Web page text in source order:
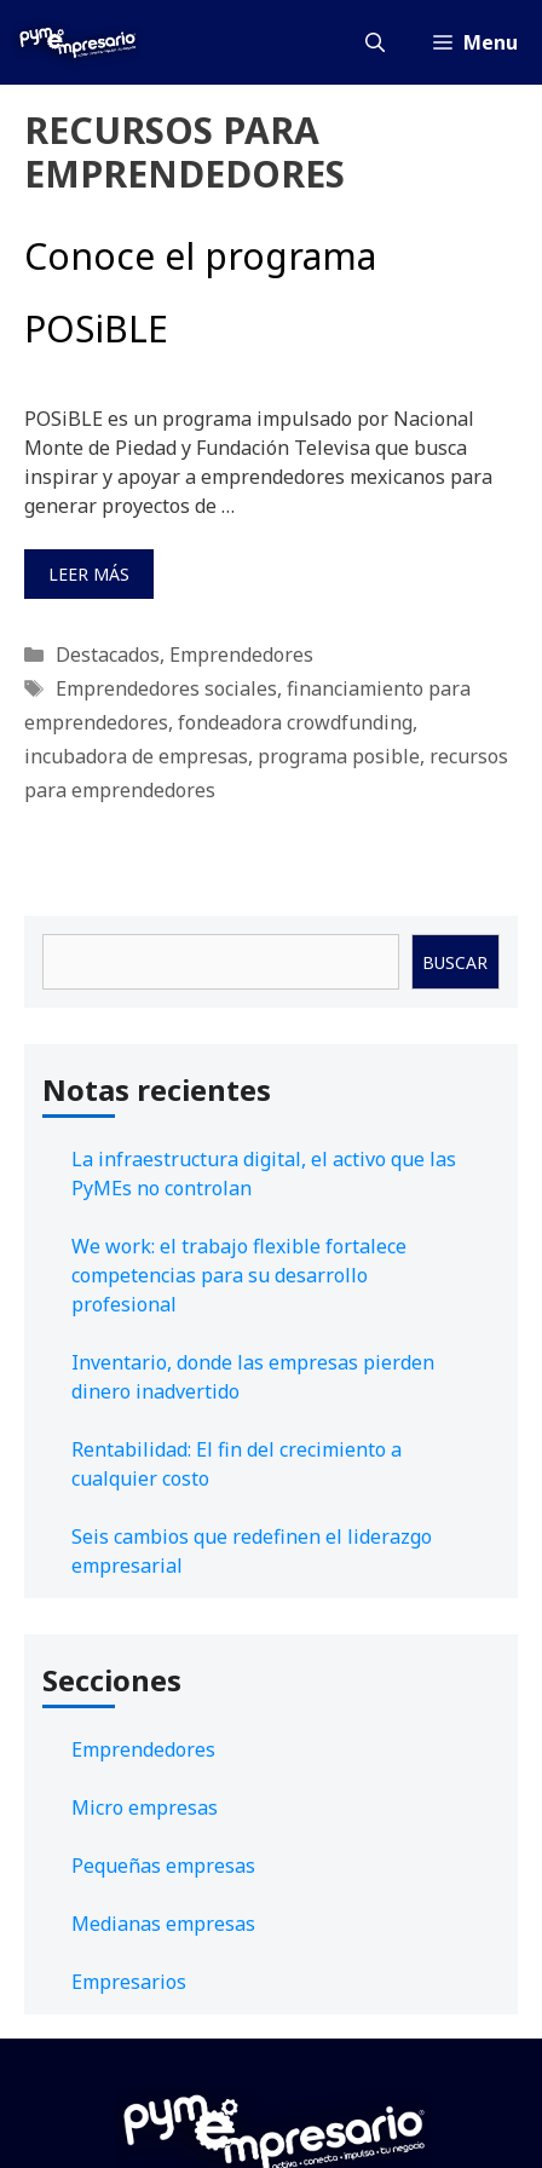
Menu
RECURSOS PARA
EMPRENDEDORES
Conoce el programa
POSiBLE
POSiBLE es un programa impulsado por Nacional
Monte de Piedad y Fundación Televisa que busca
inspirar y apoyar a emprendedores mexicanos para
generar proyectos de …
LEER MÁS
Categorías
Destacados, Emprendedores
Etiquetas
Emprendedores sociales, financiamiento para
emprendedores, fondeadora crowdfunding,
incubadora de empresas, programa posible, recursos
para emprendedores
BUSCAR
Notas recientes
La infraestructura digital, el activo que las
PyMEs no controlan
We work: el trabajo flexible fortalece
competencias para su desarrollo
profesional
Inventario, donde las empresas pierden
dinero inadvertido
Rentabilidad: El fin del crecimiento a
cualquier costo
Seis cambios que redefinen el liderazgo
empresarial
Secciones
Emprendedores
Micro empresas
Pequeñas empresas
Medianas empresas
Empresarios